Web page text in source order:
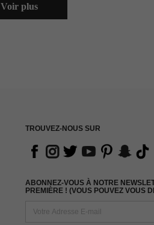
Voir plus
TROUVEZ-NOUS SUR
ABONNEZ-VOUS À NOTRE
PREMIÈRE ! (VOUS POUVEZ VOUS